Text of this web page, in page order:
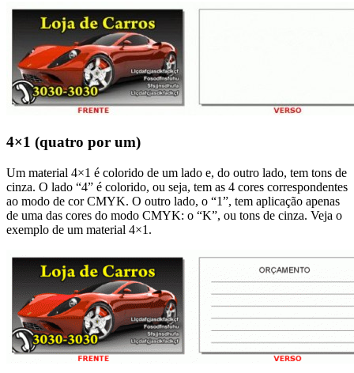
4×1 (quatro por um)
Um material 4×1 é colorido de um lado e, do outro lado, tem tons de
cinza. O lado “4” é colorido, ou seja, tem as 4 cores correspondentes
ao modo de cor CMYK. O outro lado, o “1”, tem aplicação apenas
de uma das cores do modo CMYK: o “K”, ou tons de cinza. Veja o
exemplo de um material 4×1.